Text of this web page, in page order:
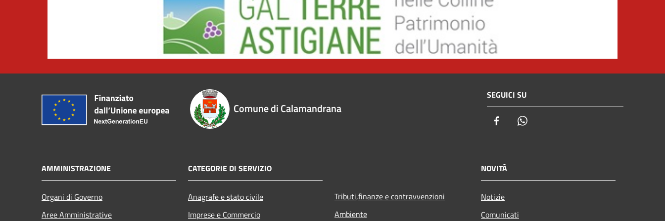
Comune di Calamandrana
SEGUICI SU
Facebook
AMMINISTRAZIONE
Organi di Governo
Aree Amministrative
CATEGORIE DI SERVIZIO
Anagrafe e stato civile
Imprese e Commercio
Tributi,finanze e contravvenzioni
Ambiente
NOVITÀ
Notizie
Comunicati